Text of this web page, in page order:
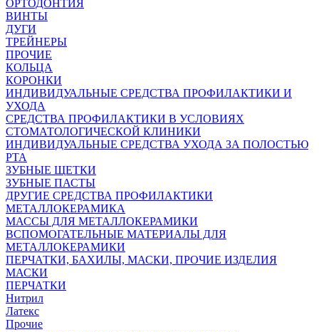
ОРТОДОНТИЯ
ВИНТЫ
ДУГИ
ТРЕЙНЕРЫ
ПРОЧИЕ
КОЛЬЦА
КОРОНКИ
ИНДИВИДУАЛЬНЫЕ СРЕДСТВА ПРОФИЛАКТИКИ И
УХОДА
СРЕДСТВА ПРОФИЛАКТИКИ В УСЛОВИЯХ
СТОМАТОЛОГИЧЕСКОЙ КЛИНИКИ
ИНДИВИДУАЛЬНЫЕ СРЕДСТВА УХОДА ЗА ПОЛОСТЬЮ
РТА
ЗУБНЫЕ ЩЕТКИ
ЗУБНЫЕ ПАСТЫ
ДРУГИЕ СРЕДСТВА ПРОФИЛАКТИКИ
МЕТАЛЛОКЕРАМИКА
МАССЫ ДЛЯ МЕТАЛЛОКЕРАМИКИ
ВСПОМОГАТЕЛЬНЫЕ МАТЕРИАЛЫ ДЛЯ
МЕТАЛЛОКЕРАМИКИ
ПЕРЧАТКИ, БАХИЛЫ, МАСКИ, ПРОЧИЕ ИЗДЕЛИЯ
МАСКИ
ПЕРЧАТКИ
Нитрил
Латекс
Прочие